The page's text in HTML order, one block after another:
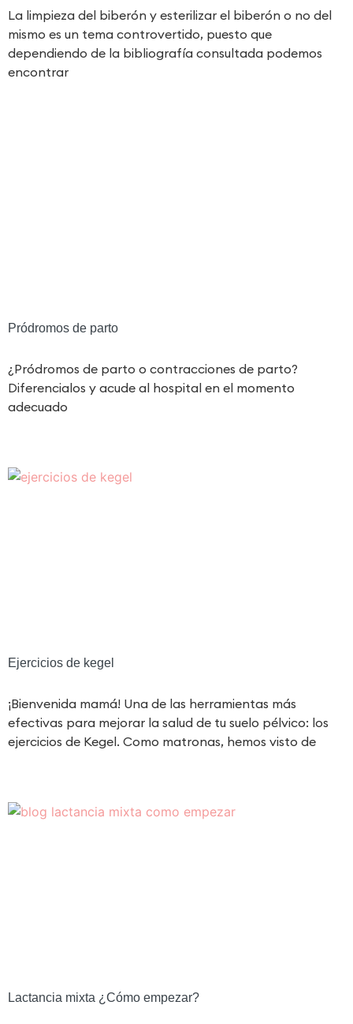
La limpieza del biberón y esterilizar el biberón o no del
mismo es un tema controvertido, puesto que
dependiendo de la bibliografía consultada podemos
encontrar
Pródromos de parto
¿Pródromos de parto o contracciones de parto?
Diferencialos y acude al hospital en el momento
adecuado
Ejercicios de kegel
¡Bienvenida mamá! Una de las herramientas más
efectivas para mejorar la salud de tu suelo pélvico: los
ejercicios de Kegel. Como matronas, hemos visto de
Lactancia mixta ¿Cómo empezar?